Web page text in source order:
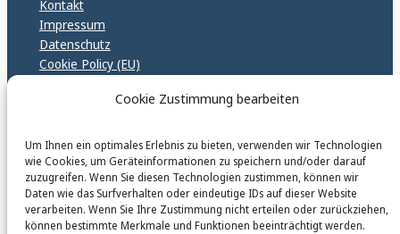
Cookie Zustimmung bearbeiten
Um Ihnen ein optimales Erlebnis zu bieten, verwenden wir Technologien
wie Cookies, um Geräteinformationen zu speichern und/oder darauf
zuzugreifen. Wenn Sie diesen Technologien zustimmen, können wir
Daten wie das Surfverhalten oder eindeutige IDs auf dieser Website
verarbeiten. Wenn Sie Ihre Zustimmung nicht erteilen oder zurückziehen,
können bestimmte Merkmale und Funktionen beeinträchtigt werden.
Kontakt
Impressum
Datenschutz
Cookie Policy (EU)
karinfischerverlag_ac
@karinfischerverlag_ac
Follow